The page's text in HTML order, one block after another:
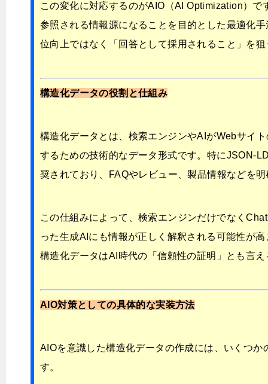
この変化に対応するのがAIO（AI Optimization）で
参照される情報源になることを目的とした最適化
位向上ではなく「回答として採用されること」を
構造化データの役割と仕組み
構造化データとは、検索エンジンやAIがWebサイ
するための技術的なデータ形式です。特にJSON-
奨されており、FAQやレビュー、製品情報などを
この仕組みによって、検索エンジンだけでなく
った生成AIにも情報が正しく解釈される可能性が
構造化データはAI時代の「信頼性の証明」とも言
AIO対策としての具体的な実装方法
AIOを意識した構造化データの作成には、いくつか
す。